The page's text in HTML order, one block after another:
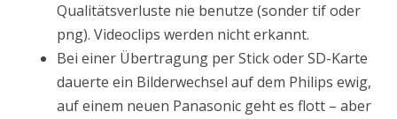
Qualitätsverluste nie benutze (sonder tif oder
png). Videoclips werden nicht erkannt.
Bei einer Übertragung per Stick oder SD-Karte
dauerte ein Bilderwechsel auf dem Philips ewig,
auf einem neuen Panasonic geht es flott – aber